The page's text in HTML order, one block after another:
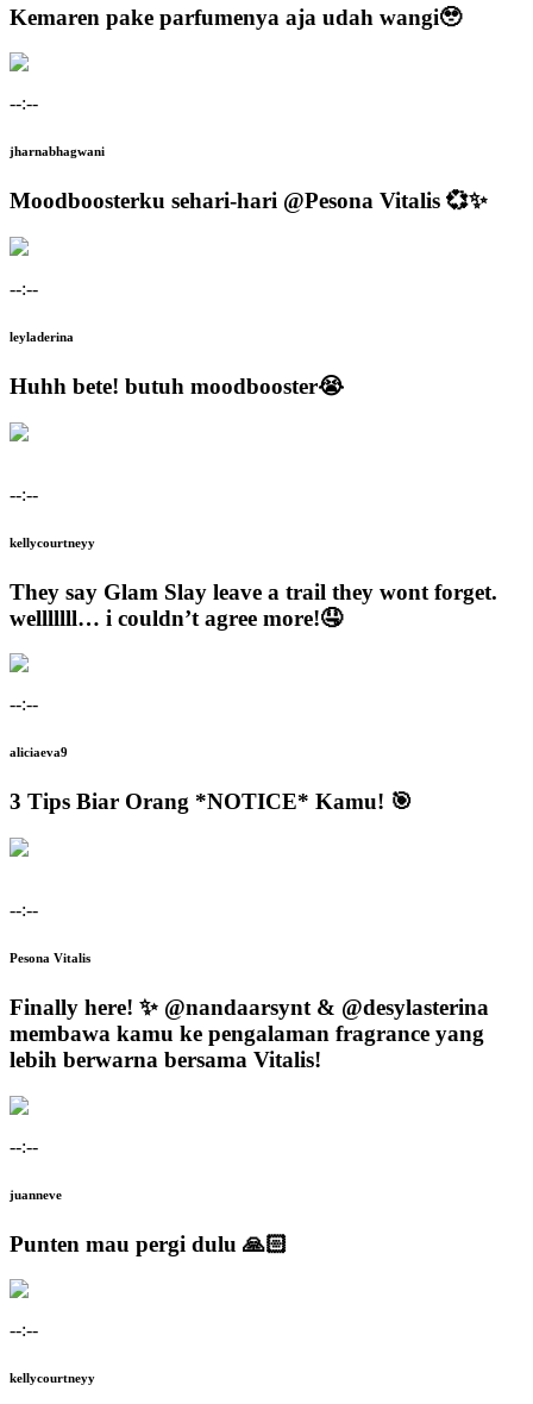
Kemaren pake parfumenya aja udah wangi🥹
--:--
jharnabhagwani
Moodboosterku sehari-hari @Pesona Vitalis 💞✨
--:--
leyladerina
Huhh bete! butuh moodbooster😭
--:--
kellycourtneyy
They say Glam Slay leave a trail they wont forget.
welllllll… i couldn’t agree more!🤤
--:--
aliciaeva9
3 Tips Biar Orang *NOTICE* Kamu! 🎯
--:--
Pesona Vitalis
Finally here! ✨ @nandaarsynt & @desylasterina
membawa kamu ke pengalaman fragrance yang
lebih berwarna bersama Vitalis!
--:--
juanneve
Punten mau pergi dulu 🙏🏻
--:--
kellycourtneyy